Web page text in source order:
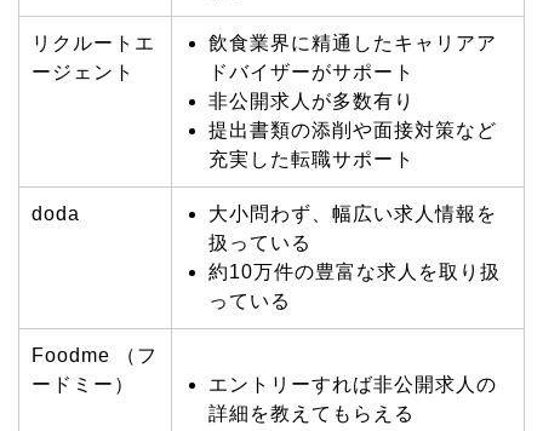
リクルートエ
ージェント
飲食業界に精通したキャリアア
ドバイザーがサポート
非公開求人が多数有り
提出書類の添削や面接対策など
充実した転職サポート
doda
大小問わず、幅広い求人情報を
扱っている
約10万件の豊富な求人を取り扱
っている
Foodme （フ
ードミー）
エントリーすれば非公開求人の
詳細を教えてもらえる